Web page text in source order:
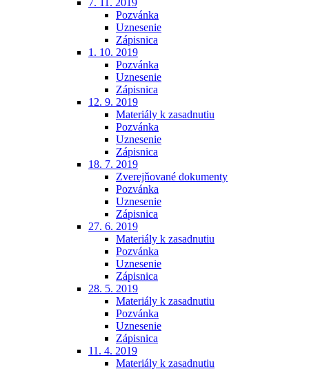
7. 11. 2019
Pozvánka
Uznesenie
Zápisnica
1. 10. 2019
Pozvánka
Uznesenie
Zápisnica
12. 9. 2019
Materiály k zasadnutiu
Pozvánka
Uznesenie
Zápisnica
18. 7. 2019
Zverejňované dokumenty
Pozvánka
Uznesenie
Zápisnica
27. 6. 2019
Materiály k zasadnutiu
Pozvánka
Uznesenie
Zápisnica
28. 5. 2019
Materiály k zasadnutiu
Pozvánka
Uznesenie
Zápisnica
11. 4. 2019
Materiály k zasadnutiu